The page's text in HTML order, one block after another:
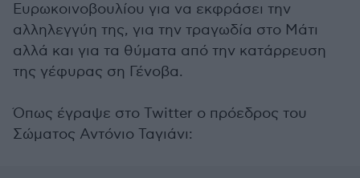
Ευρωκοινοβουλίου για να εκφράσει την
αλληλεγγύη της, για την τραγωδία στο Μάτι
αλλά και για τα θύματα από την κατάρρευση
της γέφυρας ση Γένοβα.
Όπως έγραψε στο Twitter ο πρόεδρος του
Σώματος Αντόνιο Ταγιάνι: